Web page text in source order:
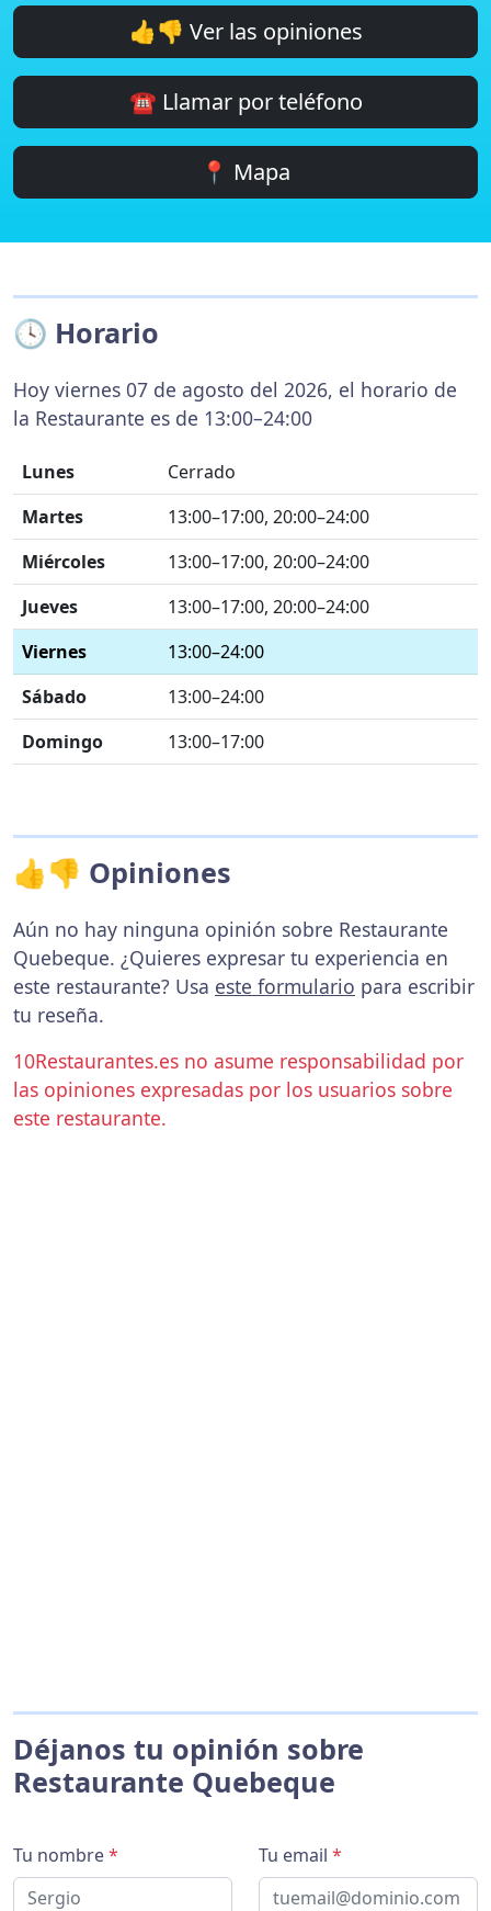
👍👎 Ver las opiniones
☎️ Llamar por teléfono
📍 Mapa
🕓 Horario
Hoy viernes 07 de agosto del 2026, el horario de
la Restaurante es de 13:00–24:00
Lunes
Cerrado
Martes
13:00–17:00, 20:00–24:00
Miércoles
13:00–17:00, 20:00–24:00
Jueves
13:00–17:00, 20:00–24:00
Viernes
13:00–24:00
Sábado
13:00–24:00
Domingo
13:00–17:00
👍👎 Opiniones
Aún no hay ninguna opinión sobre Restaurante
Quebeque. ¿Quieres expresar tu experiencia en
este restaurante? Usa este formulario para escribir
tu reseña.
10Restaurantes.es no asume responsabilidad por
las opiniones expresadas por los usuarios sobre
este restaurante.
Déjanos tu opinión sobre
Restaurante Quebeque
Tu nombre* Tu email *